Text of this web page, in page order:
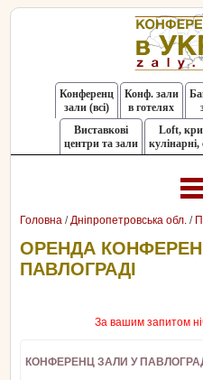
Конференц
зали (всі)
Конф. зали
в готелях
Виставкові
центри та зали
Loft,
Головна /Дніпропетровська обл. /
ОРЕНДА
ПАВЛОГРАДІ
За вашим запитом
КОНФЕРЕНЦ ЗАЛИ У